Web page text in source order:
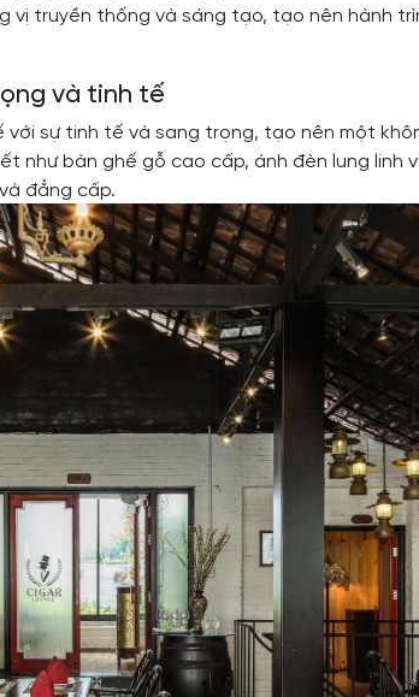
vị truyền thống và sáng tạo, tạo nên hành
và tinh tế
với sự tinh tế và sang trọng, tạo nên một
như bàn ghế gỗ cao cấp, ánh đèn lung linh
đẳng cấp.